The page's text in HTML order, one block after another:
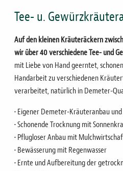
Tee- u.
Auf den kleinen Kräuteräckern
wir über 40 verschiedene Tee- und
mit Liebe von Hand geerntet,
Handarbeit zu verschiedenen
verarbeitet, natürlich in Demeter-
• Eigener Demeter-Kräuteranbau
• Schonende Trocknung mit
• Pflugloser Anbau mit
• Bewässerung mit Regenwasser
• Ernte und Aufbereitung der